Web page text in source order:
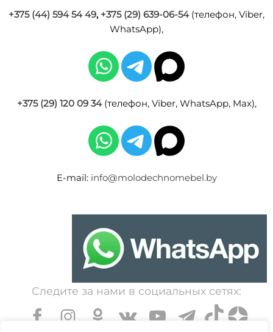
+375 (44) 594 54 49, +375 (29) 639-06-54(телефон, Viber,
WhatsApp),
+375 (29) 120 09 34(телефон, Viber, WhatsApp, Max),
E-mail: info@molodechnomebel.by
Следите за нами в социальных сетях: